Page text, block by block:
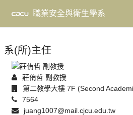
主
容
職業安全與衛生學系
系(所)主任
莊侑哲 副教授
第二教學大樓 7F (Second
7564
juang1007@mail.cjcu.edu.tw